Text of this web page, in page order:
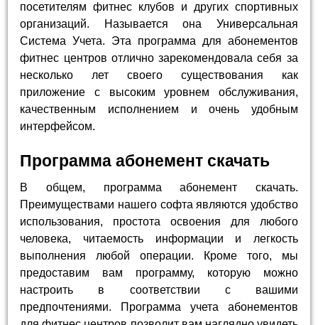
посетителям фитнес клубов и других спортивных
организаций. Называется она Универсальная
Система Учета. Эта программа для абонементов
фитнес центров отлично зарекомендовала себя за
несколько лет своего существования как
приложение с высоким уровнем обслуживания,
качественным исполнением и очень удобным
интерфейсом.
Программа абонемент скачать
В общем, программа абонемент скачать.
Преимуществами нашего софта являются удобство
использования, простота освоения для любого
человека, читаемость информации и легкость
выполнения любой операции. Кроме того, мы
предоставим вам программу, которую можно
настроить в соответствии с вашими
предпочтениями. Программа учета абонементов